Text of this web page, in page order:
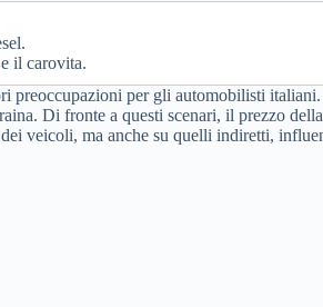
il carovita.
preoccupazioni per gli automobilisti
Di fronte a questi scenari, il prezzo
veicoli, ma anche su quelli indiretti,